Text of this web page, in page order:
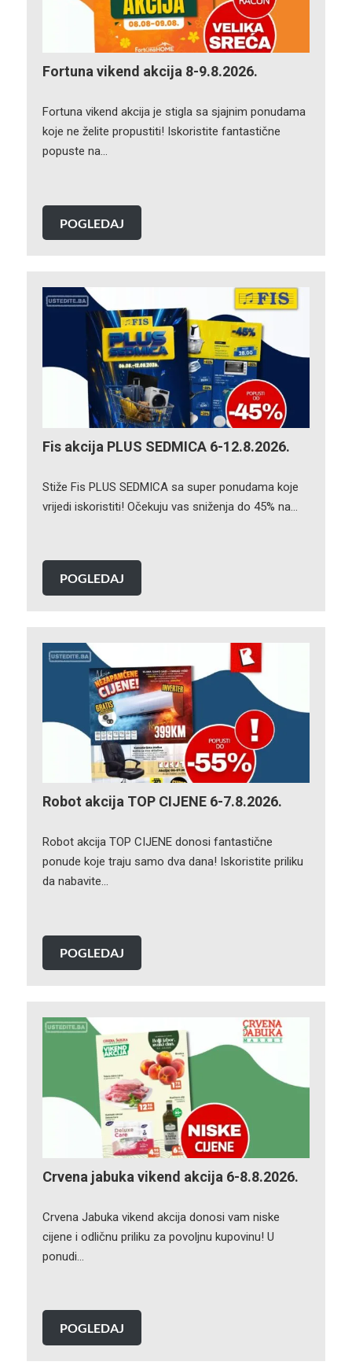
Fortuna vikend akcija 8-9.8.2026.
Fortuna vikend akcija je stigla sa sjajnim ponudama
koje ne želite propustiti! Iskoristite fantastične
popuste na…
POGLEDAJ
Fis akcija PLUS SEDMICA 6-12.8.2026.
Stiže Fis PLUS SEDMICA sa super ponudama koje
vrijedi iskoristiti! Očekuju vas sniženja do 45% na…
POGLEDAJ
Robot akcija TOP CIJENE 6-7.8.2026.
Robot akcija TOP CIJENE donosi fantastične
ponude koje traju samo dva dana! Iskoristite priliku
da nabavite…
POGLEDAJ
Crvena jabuka vikend akcija 6-8.8.2026.
Crvena Jabuka vikend akcija donosi vam niske
cijene i odličnu priliku za povoljnu kupovinu! U
ponudi…
POGLEDAJ